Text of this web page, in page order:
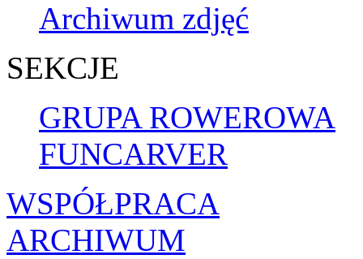
Archiwum zdjęć
SEKCJE
GRUPA ROWEROWA
FUNCARVER
WSPÓŁPRACA
ARCHIWUM